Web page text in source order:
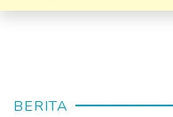
BERITA